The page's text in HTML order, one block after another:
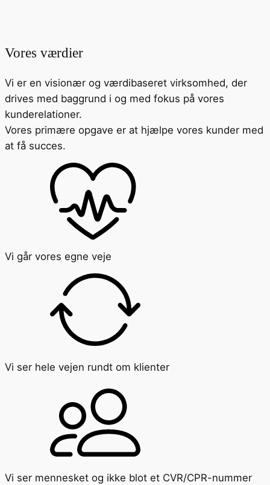
Vores værdier
Vi er en visionær og værdibaseret virksomhed, der
drives med baggrund i og med fokus på vores
kunderelationer.
Vores primære opgave er at hjælpe vores kunder med
at få succes.
Vi går vores egne veje
Vi ser hele vejen rundt om klienter
Vi ser mennesket og ikke blot et CVR/CPR-nummer